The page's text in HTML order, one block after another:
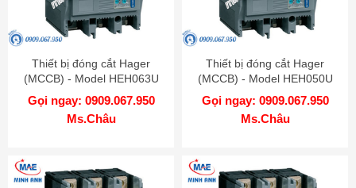
Thiết bị đóng cắt Hager
(MCCB) - Model HEH063U
Gọi ngay: 0909.067.950
Ms.Châu
Thiết bị đóng cắt Hager
(MCCB) - Model HEH050U
Gọi ngay: 0909.067.950
Ms.Châu